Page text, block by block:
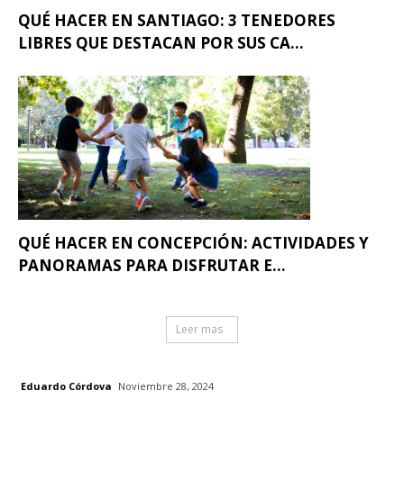
QUÉ HACER EN SANTIAGO: 3 TENEDORES
LIBRES QUE DESTACAN POR SUS CA...
QUÉ HACER EN CONCEPCIÓN: ACTIVIDADES Y
PANORAMAS PARA DISFRUTAR E...
Leer mas
Eduardo Córdova Noviembre 28, 2024